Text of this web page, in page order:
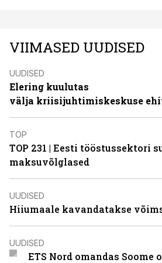
VIIMASED UUDISED
UUDISED
Elering kuulutas
välja kriisijuhtimiskeskuse
TOP
TOP 231 | Eesti tööstussektori
maksuvõlglased
UUDISED
Hiiumaale kavandatakse
UUDISED
ETS Nord omandas Soome